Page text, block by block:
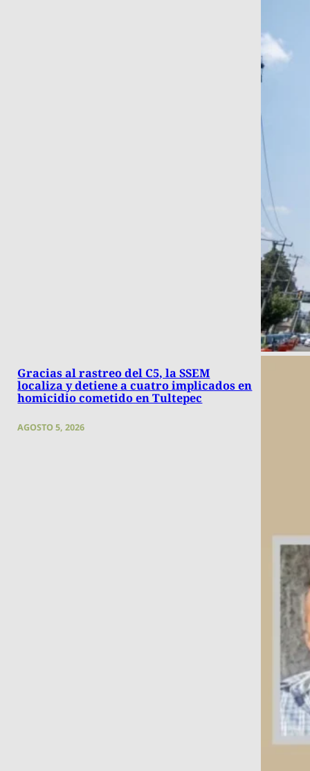
Gracias al rastreo del C5, la SSEM
localiza y detiene a cuatro implicados en
homicidio cometido en Tultepec
AGOSTO 5, 2026